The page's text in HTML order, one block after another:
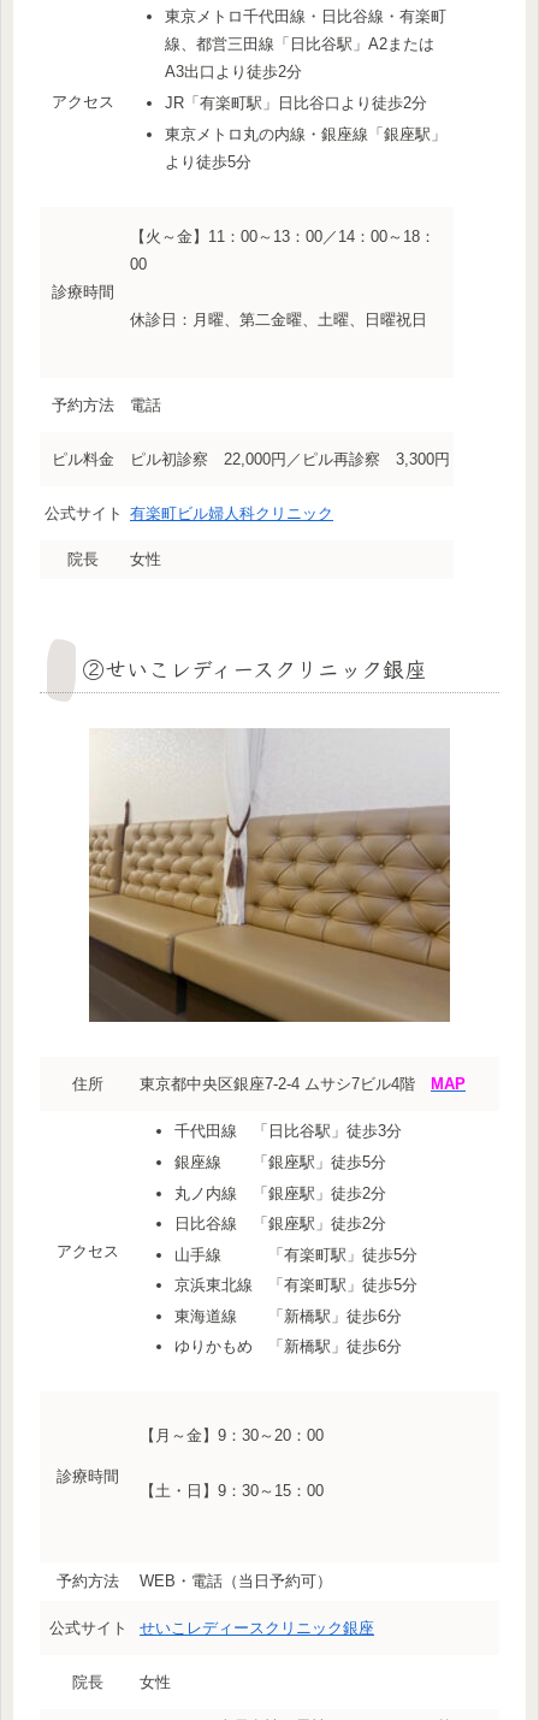
アクセス
東京メトロ千代田線・日比谷線・有楽町
線、都営三田線「日比谷駅」A2または
A3出口より徒歩2分
JR「有楽町駅」日比谷口より徒歩2分
東京メトロ丸の内線・銀座線「銀座駅」
より徒歩5分
診療時間
【火～金】11：00～13：00／14：00～18：
00
休診日：月曜、第二金曜、土曜、日曜祝日
予約方法 電話
ピル料金 ピル初診察 22,000円／ピル再診察 3,300円
公式サイト 有楽町ビル婦人科クリニック
院長 女性
②せいこレディースクリニック銀座
住所 東京都中央区銀座7-2-4 ムサシ7ビル4階 MAP
アクセス
千代田線 「日比谷駅」徒歩3分
銀座線 「銀座駅」徒歩5分
丸ノ内線 「銀座駅」徒歩2分
日比谷線 「銀座駅」徒歩2分
山手線 「有楽町駅」徒歩5分
京浜東北線 「有楽町駅」徒歩5分
東海道線 「新橋駅」徒歩6分
ゆりかもめ 「新橋駅」徒歩6分
診療時間
【月～金】9：30～20：00
【土・日】9：30～15：00
予約方法 WEB・電話（当日予約可）
公式サイト せいこレディースクリニック銀座
院長 女性